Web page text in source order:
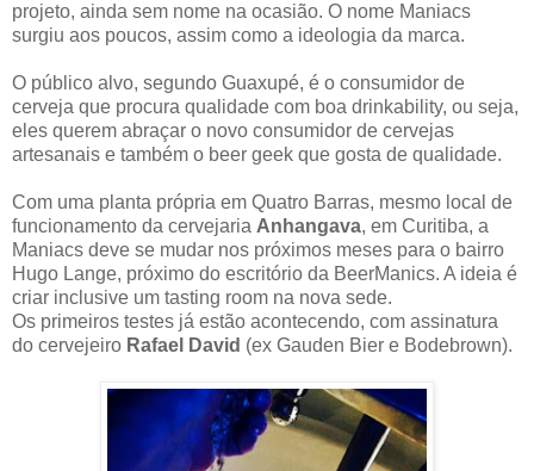
projeto, ainda sem nome na ocasião. O nome Maniacs
surgiu aos poucos, assim como a ideologia da marca.
O público alvo, segundo Guaxupé, é o consumidor de
cerveja que procura qualidade com boa drinkability, ou seja,
eles querem abraçar o novo consumidor de cervejas
artesanais e também o beer geek que gosta de qualidade.
Com uma planta própria em Quatro Barras, mesmo local de
funcionamento da cervejaria Anhangava, em Curitiba, a
Maniacs deve se mudar nos próximos meses para o bairro
Hugo Lange, próximo do escritório da BeerManics. A ideia é
criar inclusive um tasting room na nova sede.
Os primeiros testes já estão acontecendo, com assinatura
do cervejeiro Rafael David (ex Gauden Bier e Bodebrown).